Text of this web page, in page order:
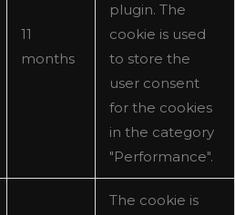
11
months
plugin. The
cookie is used
to store the
user consent
for the cookies
in the category
"Performance".
The cookie is